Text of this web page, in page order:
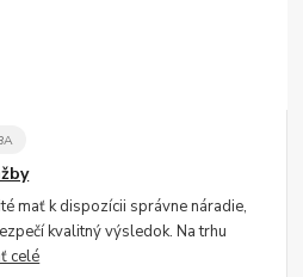
mať k dispozícii správne náradie,
kvalitný výsledok. Na trhu
celé